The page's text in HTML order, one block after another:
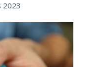
2023